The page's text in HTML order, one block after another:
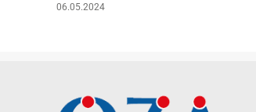
06.05.2024